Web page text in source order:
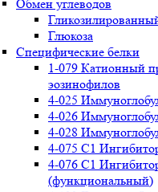
Обмен углеводов
Глюкоза
Специфические белки
1-079 Катионный
эозинофилов
4-025
4-026
4-028
4-075 С1
4-076 С1
(функциональный)